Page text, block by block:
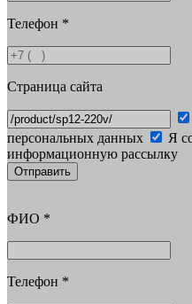
Телефон *
Страница сайта
персональных данных
Я
информационную рассылку
Отправить
ФИО *
Телефон *